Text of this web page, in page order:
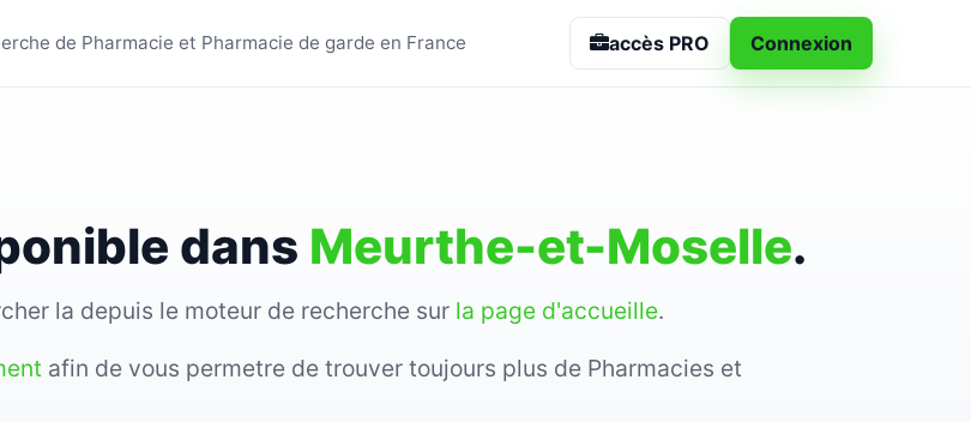
- BestPharmacie
de Pharmacie et Pharmacie de garde en France accès PRO Connexion
dans Meurthe-et-Moselle.
la depuis le moteur de recherche sur la page d'accueille.
afin de vous permetre de trouver toujours plus de Pharmacies et